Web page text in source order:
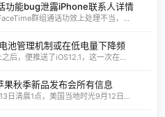
功能bug泄露iPhone联系人详情
群组通话功效上处理不当，...
池管理机制或在低电量下降频
，便推送了iOS12.1，这一次在...
秋季新品发布会所有信息
日清晨1点，美国当地时光9月12日...